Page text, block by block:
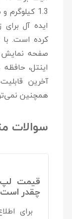
1.3
ایده آل
اینتل،
آخرین
همچنین
سوالات
چقدر
برای